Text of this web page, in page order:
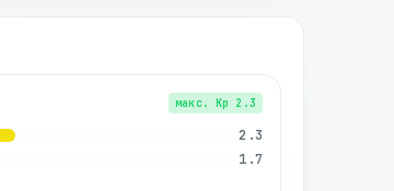
макс. Kp 2.3
2.3
1.7